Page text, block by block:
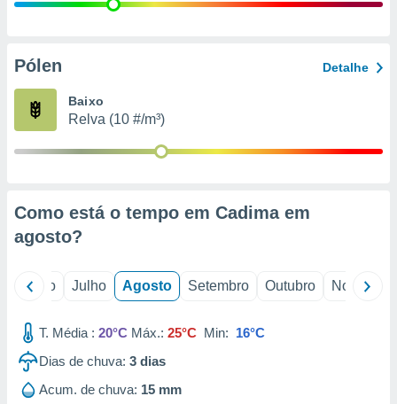
e
de
Pólen Detalhe
Baixo
Relva (10 #/m³)
Como está o tempo em Cadima em
agosto?
Junho Julho Agosto Setembro Outubro Novembro
T. Média : 20°C Máx.: 25°C Min: 16°C
Dias de chuva: 3 dias
Acum. de chuva: 15 mm